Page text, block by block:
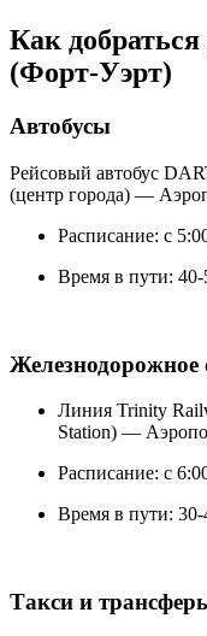
Как
(Форт-Уэрт)
Автобусы
Рейсовый автобус
(центр города) —
Расписание: с
Время в пути:
Железнодорожное
Линия Trinity
Station) —
Расписание: с
Время в пути:
Такси и